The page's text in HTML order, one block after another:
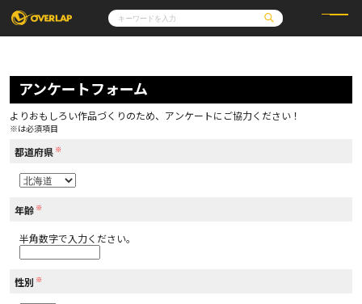
コミック
コミックガルド
コミッククリエ
LiQulle
ラブパルフェ
ライトノベル
ロサージュノベルス
その他
コミックエッセイ
通販・NEWS
OVERLAP STORE
アクセス
オーバーラップホールディングス
アンケートフォーム
よりおもしろい作品づくりのため、アンケートにご協力ください！
※は必須項目
都道府県 ※
年齢 ※
半角数字で入力ください。
性別 ※